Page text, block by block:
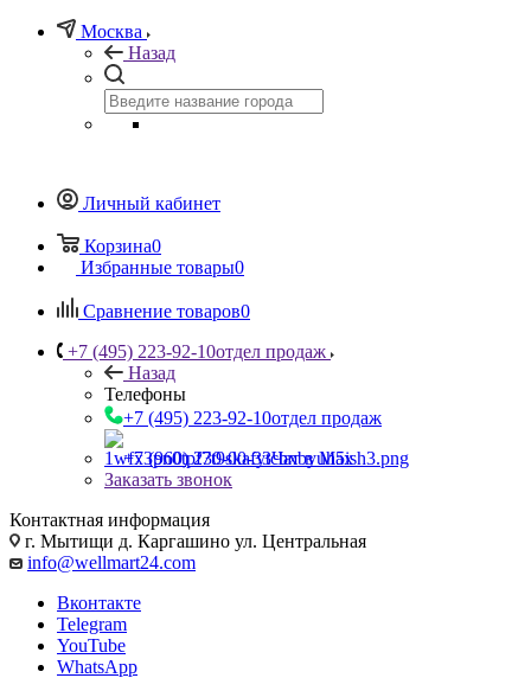
Москва
Назад
Личный кабинет
Корзина0
Избранные товары0
Сравнение товаров0
+7 (495) 223-92-10отдел продаж
Назад
Телефоны
+7 (495) 223-92-10отдел продаж
+7 (960) 230-00-33Чат в Max
Заказать звонок
Контактная информация
г. Мытищи д. Каргашино ул. Центральная
info@wellmart24.com
Вконтакте
Telegram
YouTube
WhatsApp